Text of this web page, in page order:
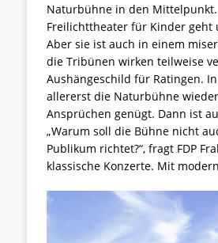
Naturbühne in den
Freilichttheater für Kinder
Aber sie ist auch in einem
die Tribünen wirken teilweise
Aushängeschild für Ratingen.
allererst die Naturbühne
Ansprüchen genügt. Dann ist
„Warum soll die Bühne nicht
Publikum richtet?“, fragt FDP
klassische Konzerte. Mit